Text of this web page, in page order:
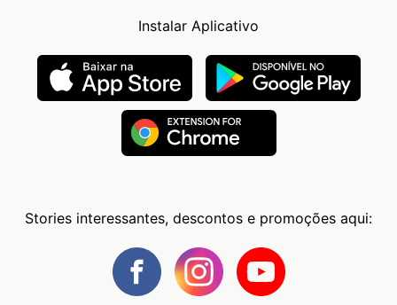
Instalar Aplicativo
Stories interessantes, descontos e promoções aqui: